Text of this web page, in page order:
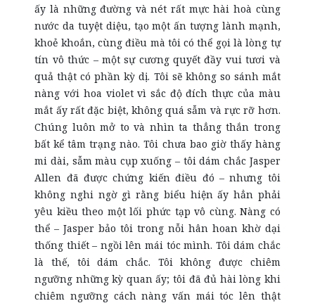
ấy là những đường và nét rất mực hài hoà cùng
nước da tuyệt diệu, tạo một ấn tượng lành mạnh,
khoẻ khoắn, cùng điều mà tôi có thể gọi là lòng tự
tín vô thức – một sự cương quyết đầy vui tươi và
quả thật có phần kỳ dị. Tôi sẽ không so sánh mắt
nàng với hoa violet vì sắc độ đích thực của màu
mắt ấy rất đặc biệt, không quá sẫm và rực rỡ hơn.
Chúng luôn mở to và nhìn ta thẳng thắn trong
bất kể tâm trạng nào. Tôi chưa bao giờ thấy hàng
mi dài, sẫm màu cụp xuống – tôi dám chắc Jasper
Allen đã được chứng kiến điều đó – nhưng tôi
không nghi ngờ gì rằng biểu hiện ấy hẳn phải
yêu kiều theo một lối phức tạp vô cùng. Nàng có
thể – Jasper bảo tôi trong nỗi hân hoan khờ dại
thống thiết – ngồi lên mái tóc mình. Tôi dám chắc
là thế, tôi dám chắc. Tôi không được chiêm
ngưỡng những kỳ quan ấy; tôi đã đủ hài lòng khi
chiêm ngưỡng cách nàng vấn mái tóc lên thật